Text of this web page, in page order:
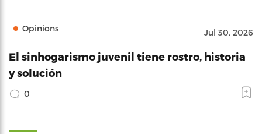
Opinions Jul 30, 2026
El sinhogarismo juvenil tiene rostro, historia
y solución
0